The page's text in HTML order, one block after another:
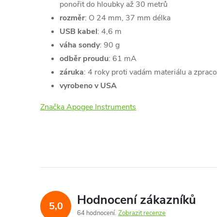
ponořit do hloubky až 30 metrů
rozměr: O 24 mm, 37 mm délka
USB kabel: 4,6 m
váha sondy: 90 g
odběr proudu: 61 mA
záruka: 4 roky proti vadám materiálu a
vyrobeno v USA
Značka Apogee Instruments
5,0 Hodnocení zákazníků
64 hodnocení Zobrazit recenze